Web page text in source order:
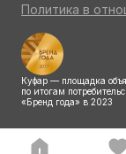
Политика в
Куфар — площадка
по итогам
«Бренд года» в 2023